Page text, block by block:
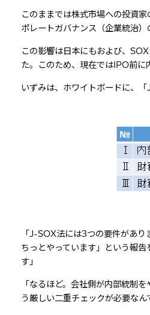
このままでは株式市場への投資
ポレートガバナンス（企業統治
この影響は日本にもおよび、
た。このため、現在ではIPO前に
いずみは、ホワイトボードに、
「J-SOX法には3つの要件があ
ちっとやっています」という報
す」
「なるほど。会社側が内部統制
う厳しい二重チェックが必要な